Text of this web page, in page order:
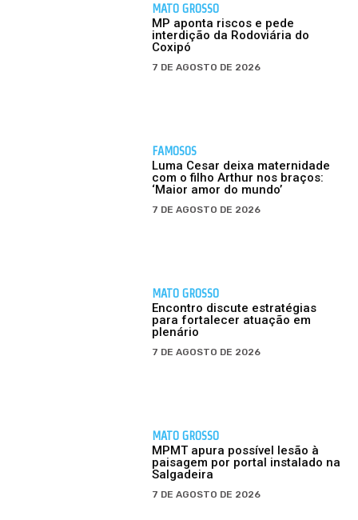
MATO GROSSO
MP aponta riscos e pede
interdição da Rodoviária do
Coxipó
7 DE AGOSTO DE 2026
FAMOSOS
Luma Cesar deixa maternidade
com o filho Arthur nos braços:
‘Maior amor do mundo’
7 DE AGOSTO DE 2026
MATO GROSSO
Encontro discute estratégias
para fortalecer atuação em
plenário
7 DE AGOSTO DE 2026
MATO GROSSO
MPMT apura possível lesão à
paisagem por portal instalado na
Salgadeira
7 DE AGOSTO DE 2026